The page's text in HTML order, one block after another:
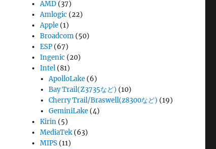
AMD (37)
Amlogic (22)
Apple (1)
Broadcom (50)
ESP (67)
Ingenic (20)
Intel (81)
ApolloLake(6)
Bay Trail(Z3735など) (10)
Cherry Trail/Braswell(z8300など) (19)
GeminiLake(4)
Kirin (5)
MediaTek (63)
MIPS (11)